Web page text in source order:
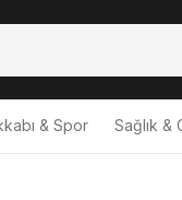
& Spor Sağlık &